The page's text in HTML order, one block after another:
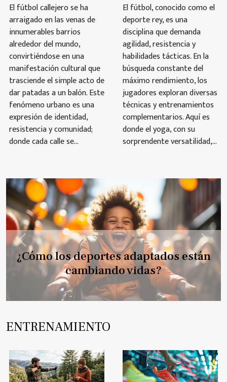
El fútbol callejero se ha
arraigado en las venas de
innumerables barrios
alrededor del mundo,
convirtiéndose en una
manifestación cultural que
trasciende el simple acto de
dar patadas a un balón. Este
fenómeno urbano es una
expresión de identidad,
resistencia y comunidad;
donde cada calle se...
El fútbol, conocido como el
deporte rey, es una
disciplina que demanda
agilidad, resistencia y
habilidades tácticas. En la
búsqueda constante del
máximo rendimiento, los
jugadores exploran diversas
técnicas y entrenamientos
complementarios. Aquí es
donde el yoga, con su
sorprendente versatilidad,...
¿Cómo los deportes adaptados están
cambiando vidas?
Previous Next
ENTRENAMIENTO